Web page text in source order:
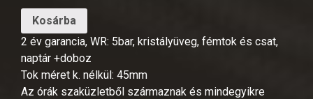
Kosárba
2 év garancia, WR: 5bar, kristályüveg, fémtok és csat,
naptár +doboz
Tok méret k. nélkül: 45mm
Az órák szaküzletből származnak és mindegyikre